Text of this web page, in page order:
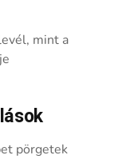
mint a
pörgetek